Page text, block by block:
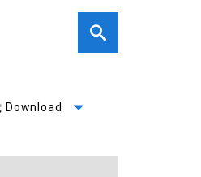
Download arrow_drop_down